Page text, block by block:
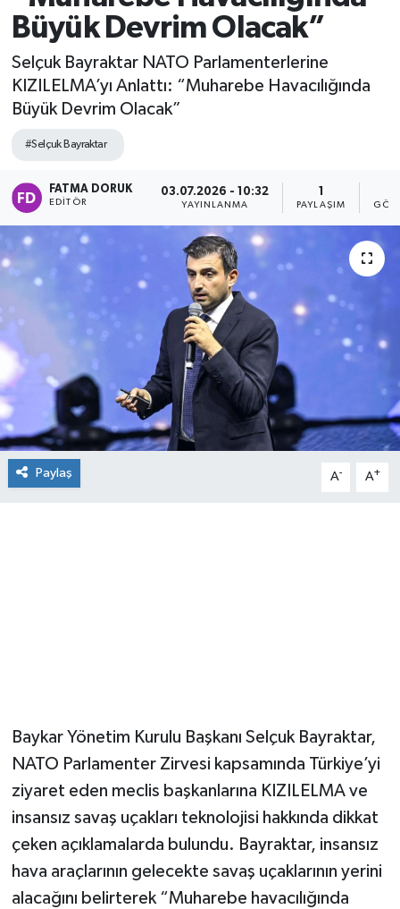
Büyük Devrim Olacak”
Selçuk Bayraktar NATO Parlamenterlerine
KIZILELMA’yı Anlattı: “Muharebe Havacılığında
Büyük Devrim Olacak”
#Selçuk Bayraktar
FATMA DORUK
EDITÖR
03.07.2026 - 10:32
YAYINLANMA
1
PAYLAŞIM
Paylaş A- A+
Baykar Yönetim Kurulu Başkanı Selçuk Bayraktar,
NATO Parlamenter Zirvesi kapsamında Türkiye’yi
ziyaret eden meclis başkanlarına KIZILELMA ve
insansız savaş uçakları teknolojisi hakkında dikkat
çeken açıklamalarda bulundu. Bayraktar, insansız
hava araçlarının gelecekte savaş uçaklarının yerini
alacağını belirterek “Muharebe havacılığında